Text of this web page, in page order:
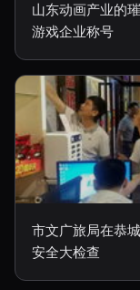
山东动画产业的
游戏企业称号
市文广旅局在恭
安全大检查